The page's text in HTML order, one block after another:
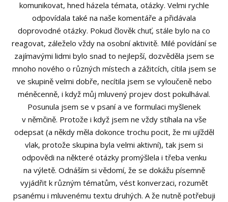
komunikovat, hned házela témata, otázky. Velmi rychle
odpovídala také na naše komentáře a přidávala
doprovodné otázky. Pokud člověk chuť, stále bylo na co
reagovat, záleželo vždy na osobní aktivitě. Milé povídání se
zajímavými lidmi bylo snad to nejlepší, dozvěděla jsem se
mnoho nového o různých místech a zážitcích, cítila jsem se
ve skupině velmi dobře, necítila jsem se vyloučeně nebo
méněcenně, i když můj mluvený projev dost pokulhával.
Posunula jsem se v psaní a ve formulaci myšlenek
v němčině. Protože i když jsem ne vždy stíhala na vše
odepsat (a někdy měla dokonce trochu pocit, že mi ujížděl
vlak, protože skupina byla velmi aktivní), tak jsem si
odpovědi na některé otázky promýšlela i třeba venku
na výletě. Odnáším si vědomí, že se dokážu písemně
vyjádřit k různým tématům, vést konverzaci, rozumět
psanému i mluvenému textu druhých. A že nutně potřebuji